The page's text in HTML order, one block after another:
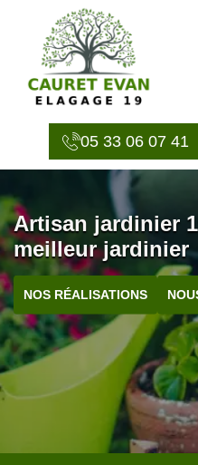
05 33 06 07 41
Artisan jardinier
meilleur jardinier
NOS RÉALISATIONS